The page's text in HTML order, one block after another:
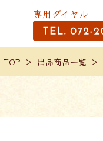
専用ダイヤル
TOP 出品商品一覧